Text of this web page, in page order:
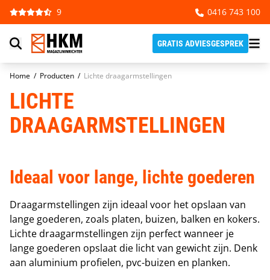
Ga naar de inhoud
9 0416 743 100
GRATIS ADVIESGESPREK
Home / Producten / Lichte draagarmstellingen
LICHTE
DRAAGARMSTELLINGEN
Ideaal voor lange, lichte goederen
Draagarmstellingen zijn ideaal voor het opslaan van
lange goederen, zoals platen, buizen, balken en kokers.
Lichte draagarmstellingen zijn perfect wanneer je
lange goederen opslaat die licht van gewicht zijn. Denk
aan aluminium profielen, pvc-buizen en planken.